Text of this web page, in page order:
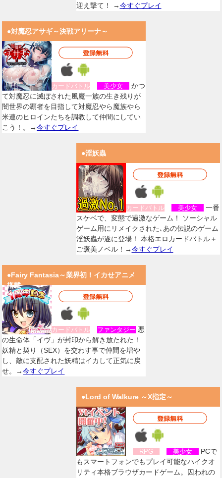
迎え撃て！ →今すぐプレイ
●対魔忍アサギ～決戦アリーナ～
カードバトル 美少女
かつ
て対魔忍に滅ぼされた風魔一族の生き残りが
闇世界の覇者を目指して対魔忍やら魔族やら
米連のヒロインたちを調教して仲間にしてい
こう！。→今すぐプレイ
●淫妖蟲
カードバトル 美少女
一番
スケベで、変態で過激なゲーム！ ソーシャル
ゲーム用にリメイクされた､あの伝説のゲーム
淫妖蟲が遂に登場！ 本格エロカードバトル＋
ご褒美ノベル！→今すぐプレイ
●Fairy Fantasia～業界初！イカせアニメ
搭載
カードバトル ファンタジー 悪
の生命体「イヴ」が封印から解き放たれた！
妖精と契り（SEX）を交わす事で仲間を増や
し、敵に支配された妖精はイカして正気に戻
せ。→今すぐプレイ
●Lord of Walkure ～X指定～
RPG 美少女
PCで
もスマートフォンでもプレイ可能なハイクオ
リティ本格ブラウザカードゲーム。囚われの